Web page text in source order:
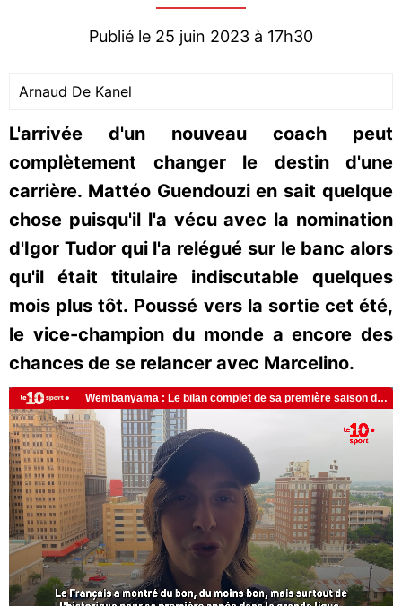
Publié le 25 juin 2023 à 17h30
Arnaud De Kanel
L'arrivée d'un nouveau coach peut
complètement changer le destin d'une
carrière. Mattéo Guendouzi en sait quelque
chose puisqu'il l'a vécu avec la nomination
d'Igor Tudor qui l'a relégué sur le banc alors
qu'il était titulaire indiscutable quelques
mois plus tôt. Poussé vers la sortie cet été,
le vice-champion du monde a encore des
chances de se relancer avec Marcelino.